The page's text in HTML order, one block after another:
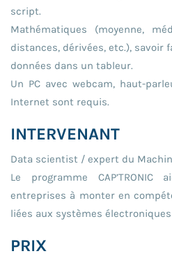
script.
Mathématiques (moyenne,
distances, dérivées, etc.), savoir
données dans un tableur.
Un PC avec webcam, haut-
Internet sont requis.
INTERVENANT
Data scientist / expert du
Le programme
entreprises à monter en
liées aux systèmes
PRIX